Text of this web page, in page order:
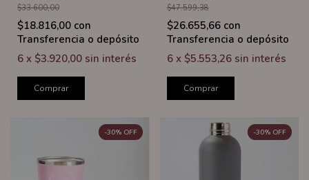
$33.600,00
$18.816,00 con
Transferencia o depósito
6 x $3.920,00 sin interés
Comprar
$47.599,38
$26.655,66 con
Transferencia o depósito
6 x $5.553,26 sin interés
Comprar
-30% OFF -30% OFF